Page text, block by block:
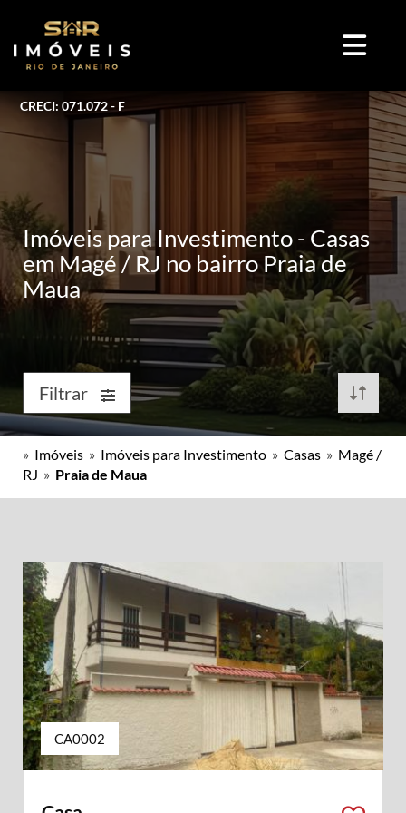
CRECI: 071.072 - F
Imóveis para Investimento - Casas
em Magé / RJ no bairro Praia de
Maua
Filtrar
» Imóveis » Imóveis para Investimento » Casas » Magé /
RJ » Praia de Maua
CA0002